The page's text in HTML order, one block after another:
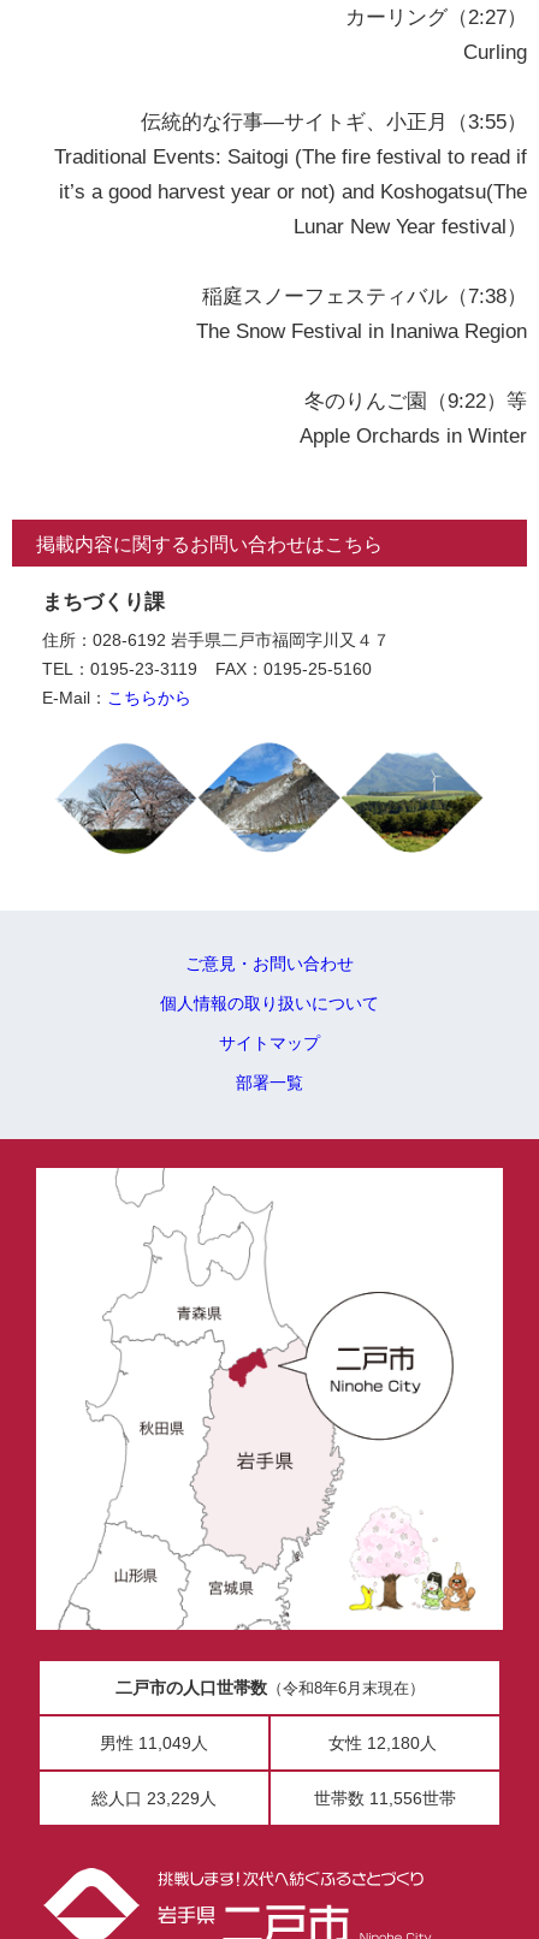
カーリング（2:27）
Curling
伝統的な行事—サイトギ、小正月（3:55）
Traditional Events: Saitogi (The fire festival to read if
it’s a good harvest year or not) and Koshogatsu(The
Lunar New Year festival）
稲庭スノーフェスティバル（7:38）
The Snow Festival in Inaniwa Region
冬のりんご園（9:22）等
Apple Orchards in Winter
掲載内容に関するお問い合わせはこちら
まちづくり課
住所：028-6192 岩手県二戸市福岡字川又４７
TEL：0195-23-3119
FAX：0195-25-5160
E-Mail： こちらから
ご意見・お問い合わせ
個人情報の取り扱いについて
サイトマップ
部署一覧
二戸市の人口世帯数（令和8年6月末現在）
男性 11,049人 女性 12,180人
総人口 23,229人 世帯数 11,556世帯